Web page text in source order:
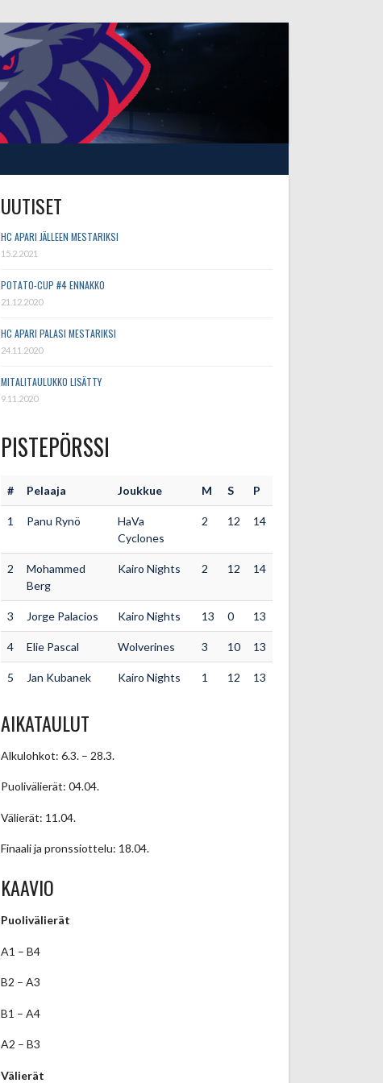
UUTISET
HC APARI JÄLLEEN MESTARIKSI
15.2.2021
POTATO-CUP #4 ENNAKKO
21.12.2020
HC APARI PALASI MESTARIKSI
24.11.2020
MITALITAULUKKO LISÄTTY
9.11.2020
PISTEPÖRSSI
# Pelaaja Joukkue M S P
1 Panu Rynö
HaVa
Cyclones
2 12 14
2
Mohammed
Berg
Kairo Nights 2 12 14
3 Jorge Palacios Kairo Nights 13 0 13
4 Elie Pascal Wolverines 3 10 13
5 Jan Kubanek Kairo Nights 1 12 13
AIKATAULUT
Alkulohkot: 6.3. – 28.3.
Puolivälierät: 04.04.
Välierät: 11.04.
Finaali ja pronssiottelu: 18.04.
KAAVIO
Puolivälierät
A1 – B4
B2 – A3
B1 – A4
A2 – B3
Välierät